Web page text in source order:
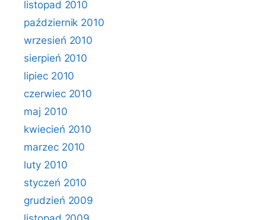
listopad 2010
październik 2010
wrzesień 2010
sierpień 2010
lipiec 2010
czerwiec 2010
maj 2010
kwiecień 2010
marzec 2010
luty 2010
styczeń 2010
grudzień 2009